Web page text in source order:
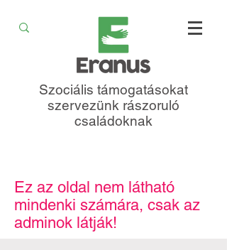
Szociális támogatásokat
szervezünk rászoruló
családoknak
Ez az oldal nem látható
mindenki számára, csak az
adminok látják!